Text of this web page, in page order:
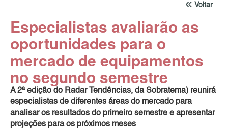
Voltar
Especialistas avaliarão as
oportunidades para o
mercado de equipamentos
no segundo semestre
A 2ª edição do Radar Tendências, da Sobratema) reunirá
especialistas de diferentes áreas do mercado para
analisar os resultados do primeiro semestre e apresentar
projeções para os próximos meses